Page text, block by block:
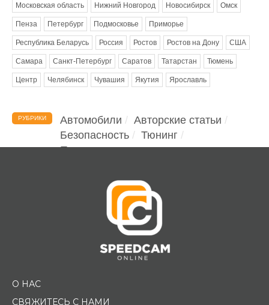
Московская область Нижний Новгород Новосибирск Омск
Пенза Петербург Подмосковье Приморье
Республика Беларусь Россия Ростов Ростов на Дону США
Самара Санкт-Петербург Саратов Татарстан Тюмень
Центр Челябинск Чувашия Якутия Ярославль
РУБРИКИ Автомобили
Авторские статьи
Безопасность
Тюнинг
Помощь водителю
О НАС
СВЯЖИТЕСЬ С НАМИ